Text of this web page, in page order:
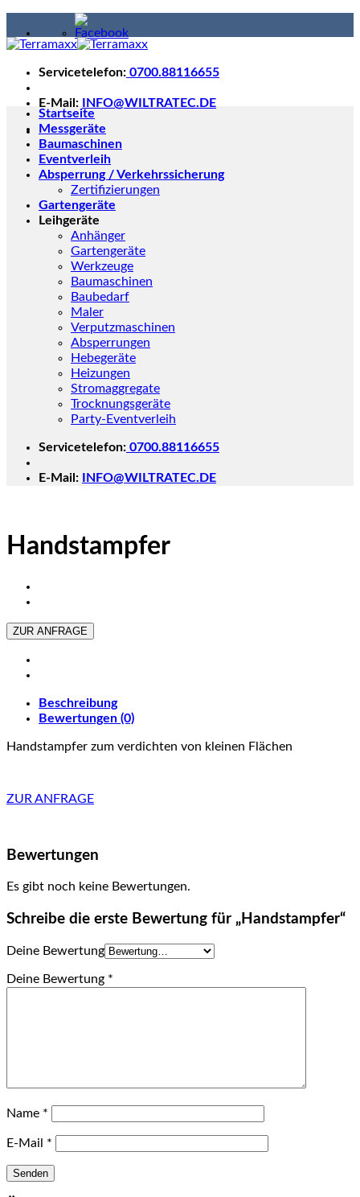
to
content
Servicetelefon: 0700.88116655
E-Mail:
INFO@WILTRATEC.DE
Startseite
Messgeräte
Baumaschinen
Eventverleih
Absperrung / Verkehrssicherung
Zertifizierungen
Gartengeräte
Leihgeräte
Anhänger
Gartengeräte
Werkzeuge
Baumaschinen
Baubedarf
Maler
Verputzmaschinen
Absperrungen
Hebegeräte
Heizungen
Stromaggregate
Trocknungsgeräte
Party-Eventverleih
Servicetelefon: 0700.88116655
E-Mail: INFO@WILTRATEC.DE
Handstampfer
ZUR ANFRAGE
Beschreibung
Bewertungen (0)
Handstampfer zum verdichten von kleinen Flächen
ZUR ANFRAGE
Bewertungen
Es gibt noch keine Bewertungen.
Schreibe die erste Bewertung für „Handstampfer“
Deine Bewertung
Deine Bewertung *
Name *
E-Mail *